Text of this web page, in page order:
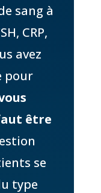
sang à
CRP,
avez
pour
être
se
type